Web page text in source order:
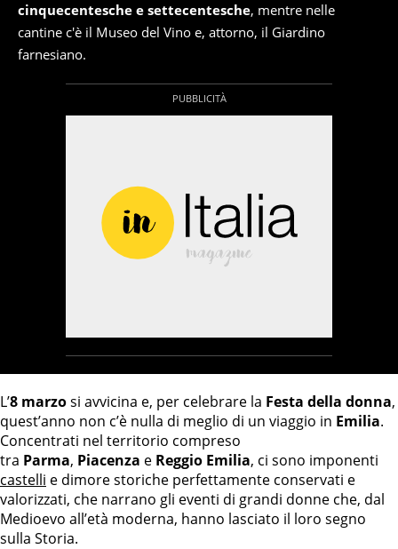
cinquecentesche e settecentesche, mentre nelle
cantine c'è il Museo del Vino e, attorno, il Giardino
farnesiano.
L’8 marzosi avvicina e, per celebrare la Festa della donna,
quest’anno non c’è nulla di meglio di un viaggio in Emilia.
Concentrati nel territorio compreso
tra Parma, Piacenza e Reggio Emilia, ci sono imponenti
castelli e dimore storiche perfettamente conservati e
valorizzati, che narrano gli eventi di grandi donne che, dal
Medioevo all’età moderna, hanno lasciato il loro segno
sulla Storia.